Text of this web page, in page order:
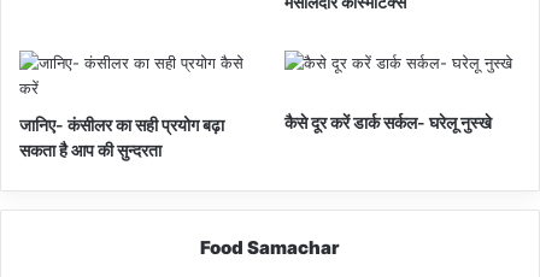
जानिए- कंसीलर का सही प्रयोग बढ़ा
सकता है आप की सुन्दरता
कैसे दूर करें डार्क सर्कल- घरेलू नुस्खे
Food Samachar